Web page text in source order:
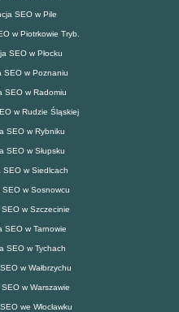
SEO w Pile
w Piotrkowie Tryb.
SEO w Płocku
SEO w Poznaniu
SEO w Radomiu
w Rudzie Śląskiej
SEO w Rybniku
SEO w Słupsku
SEO w Siedlcach
w Sosnowcu
w Szczecinie
SEO w Tarnowie
SEO w Tychach
w Wałbrzychu
w Warszawie
we Włocławku